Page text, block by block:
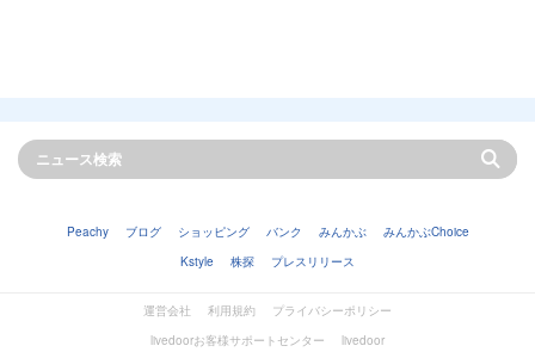
Peachy ブログ ショッピング バンク みんかぶ
みんかぶChoice
Kstyle
株探 プレスリリース
運営会社 利用規約
プライバシーポリシー
livedoorお客様サポートセンター
livedoor